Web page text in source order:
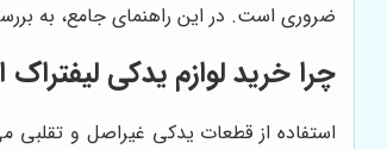
ضروری است. در این راهنمای جامع، به
چرا خرید لوازم یدکی
استفاده از قطعات یدکی غیراصل و تقلبی